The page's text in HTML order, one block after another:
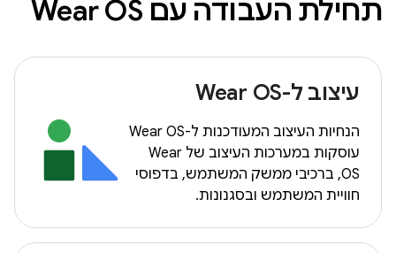
תחילת העבודה עם Wear OS
עיצוב ל-Wear OS
הנחיות העיצוב המעודכנות ל-Wear OS
עוסקות במערכות העיצוב של Wear
OS, ברכיבי ממשק המשתמש, בדפוסי
חוויית המשתמש ובסגנונות.